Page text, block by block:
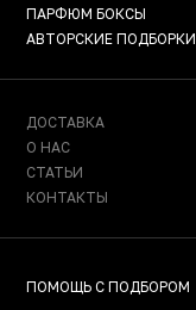
ПАРФЮМ БОКСЫ
АВТОРСКИЕ ПОДБОРКИ
ДОСТАВКА
О НАС
СТАТЬИ
КОНТАКТЫ
ПОМОЩЬ С ПОДБОРОМ